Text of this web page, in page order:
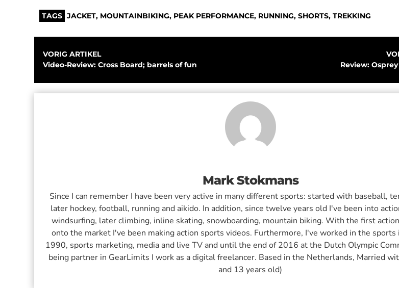
TAGS JACKET, MOUNTAINBIKING, PEAK PERFORMANCE, RUNNING,SHORTS,TREKKING
VORIG ARTIKEL
Video-Review: Cross Board; barrels of fun
Review:
Mark Stokmans
Since I can remember I have been very active in many different sports: started with baseball,
later hockey, football, running and aikido. In addition, since twelve years old I've been into
windsurfing, later climbing, inline skating, snowboarding, mountain biking. With the first
onto the market I've been making action sports videos. Furthermore, I've worked in the sports
1990, sports marketing, media and live TV and until the end of 2016 at the Dutch Olympic
being partner in GearLimits I work as a digital freelancer. Based in the Netherlands, Married
and 13 years old)